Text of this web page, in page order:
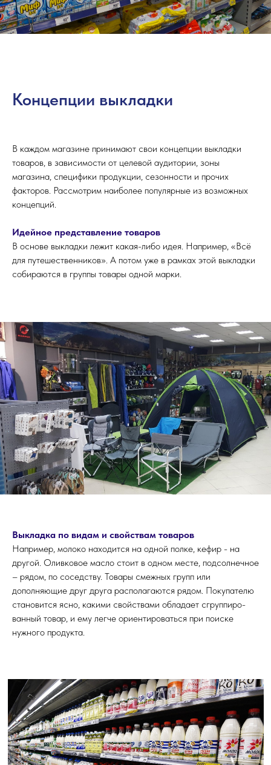
Концепции выкладки
В каждом магазине принимают свои концепции выкладки
товаров, в зависимости от целевой аудитории, зоны
магазина, специфики продукции, сезонности и прочих
факторов. Рассмотрим наиболее популярные из возможных
концепций.
Идейное представление товаров
В основе выкладки лежит какая-либо идея. Например, «Всё
для путешественников». А потом уже в рамках этой выкладки
собираются в группы товары одной марки.
Выкладка по видам и свойствам товаров
Например, молоко находится на одной полке, кефир - на
другой. Оливковое масло стоит в одном месте, подсолнечное
– рядом, по соседству. Товары смежных групп или
дополняющие друг друга располагаются рядом. Покупателю
становится ясно, какими свойствами обладает сгруппиро­
ванный товар, и ему легче ориентироваться при поиске
нужного продукта.